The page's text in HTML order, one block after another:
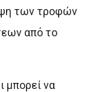
των τροφών
από το
μπορεί να